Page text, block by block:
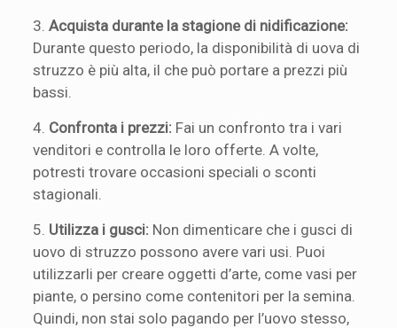
3.Acquista durante la stagione di nidificazione:
Durante questo periodo, la disponibilità di uova di
struzzo è più alta, il che può portare a prezzi più
bassi.
4. Confronta i prezzi: Fai un confronto tra i vari
venditori e controlla le loro offerte. A volte,
potresti trovare occasioni speciali o sconti
stagionali.
5. Utilizza i gusci: Non dimenticare che i gusci di
uovo di struzzo possono avere vari usi. Puoi
utilizzarli per creare oggetti d’arte, come vasi per
piante, o persino come contenitori per la semina.
Quindi, non stai solo pagando per l’uovo stesso,